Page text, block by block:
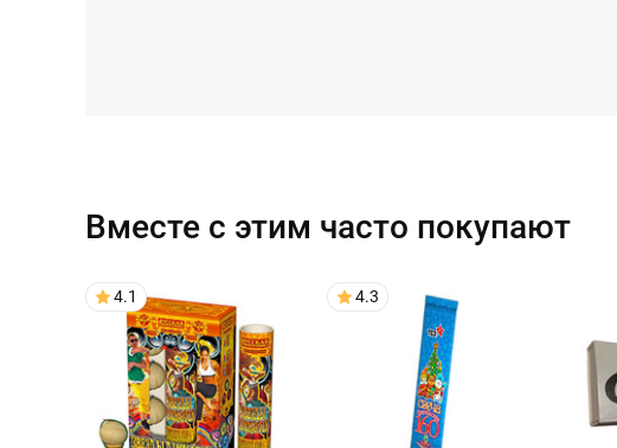
Вместе с этим часто покупают
4.1 4.3